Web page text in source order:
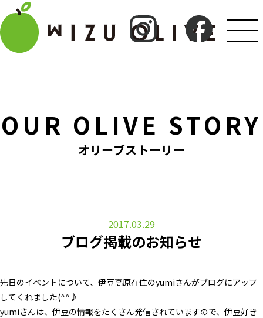
OUR OLIVE STORY
オリーブストーリー
2017.03.29
ブログ掲載のお知らせ
先日のイベントについて、伊豆高原在住のyumiさんがブログにアップ
してくれました(^^♪
yumiさんは、伊豆の情報をたくさん発信されていますので、伊豆好き